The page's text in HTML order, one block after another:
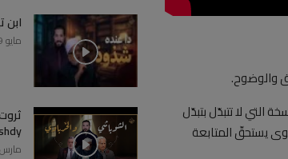
والوضوح.
التي لا تتبدّل بتبدّل
يستحقّ المتابعة
ابن
مايو 29, 2026
مارس 27, 2026